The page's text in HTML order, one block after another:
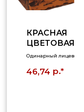
КРАСНАЯ
ЦВЕТОВАЯ
ГРУППА(ЛАВ
Одинарный лицевой
46,74 р.*